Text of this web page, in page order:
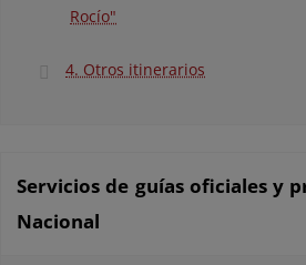
Rocío"
4. Otros itinerarios
Servicios de guías oficiales y
Nacional